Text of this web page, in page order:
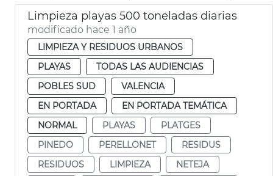
Limpieza playas 500 toneladas diarias
modificado hace 1 año
LIMPIEZA Y RESIDUOS URBANOS
PLAYAS
TODAS LAS AUDIENCIAS
POBLES SUD
VALENCIA
EN PORTADA
EN PORTADA TEMÁTICA
NORMAL
PLAYAS
PLATGES
PINEDO
PERELLONET
RESIDUS
RESIDUOS
LIMPIEZA
NETEJA